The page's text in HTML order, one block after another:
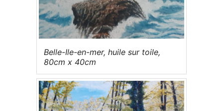
Belle-Ile-en-mer, huile sur toile,
80cm x 40cm